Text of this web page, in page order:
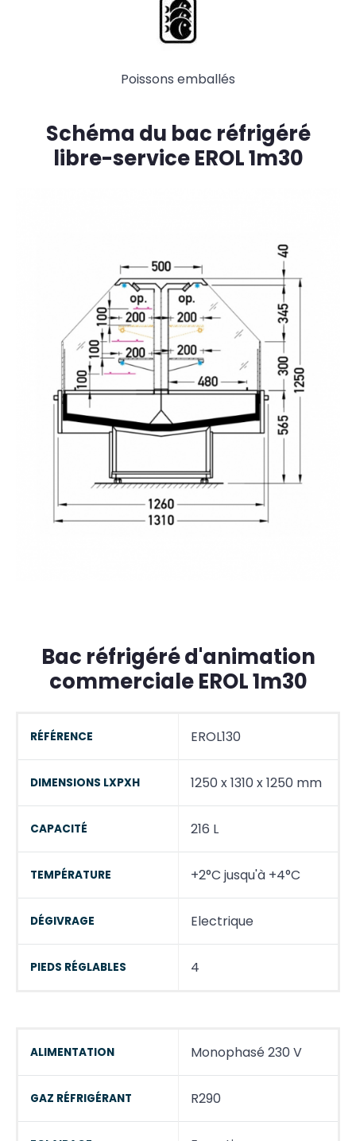
Poissons emballés
Schéma du bac réfrigéré
libre-service EROL 1m30
Bac réfrigéré d'animation
commerciale EROL 1m30
RÉFÉRENCE EROL130
DIMENSIONS LXPXH 1250 x 1310 x 1250 mm
CAPACITÉ 216 L
TEMPÉRATURE +2°C jusqu'à +4°C
DÉGIVRAGE Electrique
PIEDS RÉGLABLES 4
ALIMENTATION Monophasé 230 V
GAZ RÉFRIGÉRANT R290